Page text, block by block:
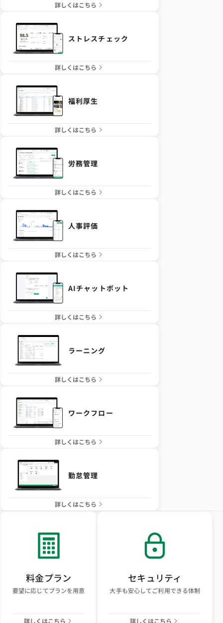
詳しくはこちら
ストレスチェック
詳しくはこちら
福利厚生
詳しくはこちら
労務管理
詳しくはこちら
人事評価
詳しくはこちら
AIチャットボット
詳しくはこちら
ラーニング
詳しくはこちら
ワークフロー
詳しくはこちら
勤怠管理
詳しくはこちら
料金プラン
要望に応じてプランを用意
詳しくはこちら
セキュリティ
大手も安心してご利用できる体制
詳しくはこちら